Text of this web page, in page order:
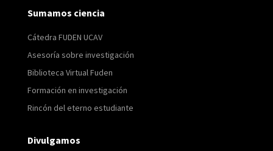
Sumamos ciencia
Cátedra FUDEN UCAV
Asesoría sobre investigación
Biblioteca Virtual Fuden
Formación en investigación
Rincón del eterno estudiante
Divulgamos